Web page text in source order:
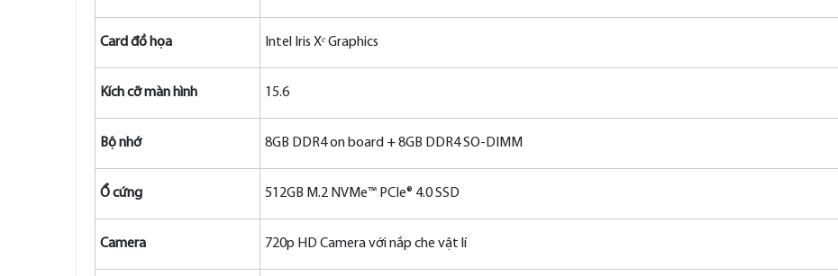
Card đồ họa Intel Iris Xᵉ Graphics
Kích cỡ màn hình 15.6
Bộ nhớ 8GB DDR4 on board + 8GB DDR4 SO-DIMM
Ổ cứng 512GB M.2 NVMe™ PCIe® 4.0 SSD
Camera 720p HD Camera với nắp che vật lí